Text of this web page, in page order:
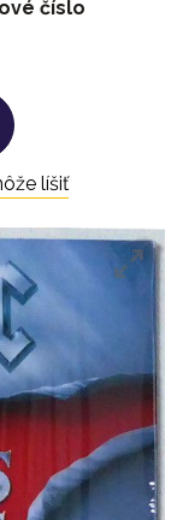
Luck 3:14
číslo
líšiť